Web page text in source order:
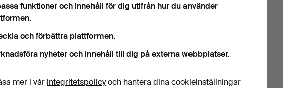
ihåg mig
Logga in
funktioner och innehåll för dig utifrån hur du använder
och förbättra plattformen.
nyheter och innehåll till dig på externa webbplatser.
mer i vår integritetspolicyoch hantera dina cookieinställningar